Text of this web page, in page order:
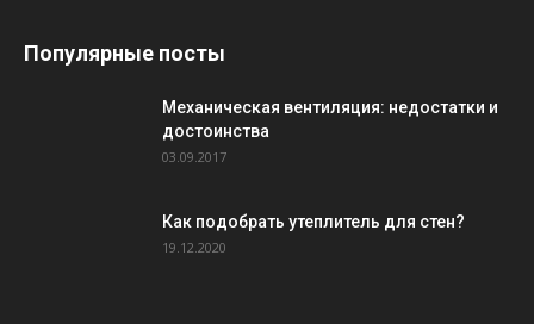
Популярные посты
Механическая вентиляция: недостатки и
достоинства
03.09.2017
Как подобрать утеплитель для стен?
19.12.2020